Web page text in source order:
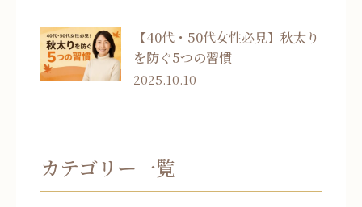
【40代・50代女性必見】秋太り
を防ぐ5つの習慣
2025.10.10
カテゴリー一覧